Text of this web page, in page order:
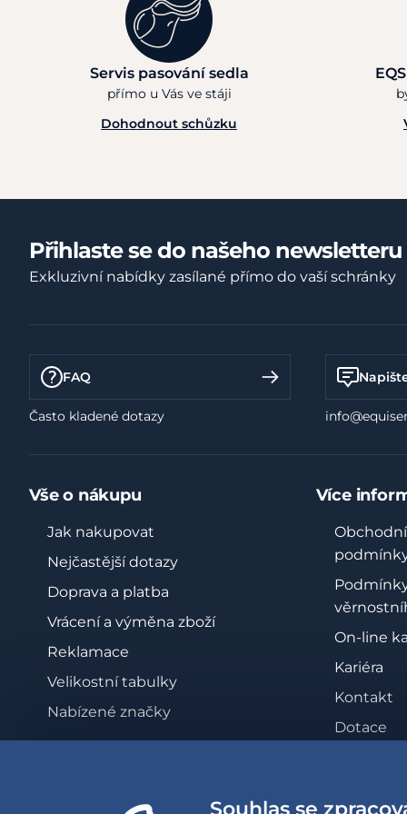
Servis pasování sedla
přímo u Vás ve stáji
Dohodnout schůzku
Přihlaste se do našeho newsletteru
Exkluzivní nabídky zasílané přímo do vaší schránky
FAQ
Často kladené dotazy
Vše o nákupu
Jak nakupovat
Nejčastější dotazy
Doprava a platba
Vrácení a výměna zboží
Reklamace
Velikostní tabulky
Nabízené značky
Více
Obchodní
On-line
Kariéra
Kontakt
Dotace
Souhlas se